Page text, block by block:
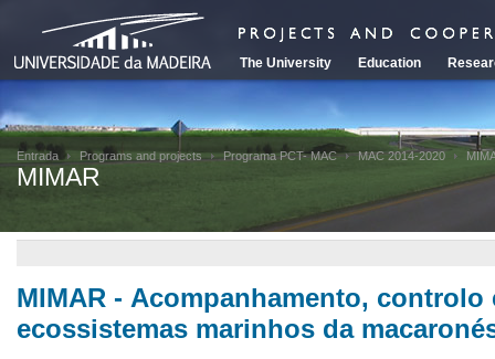
The University Education
Entrada Programs and projects Programa PCT- MAC MAC 2014-2020
MIMAR
MIMAR - Acompanhamento,
ecossistemas marinhos da